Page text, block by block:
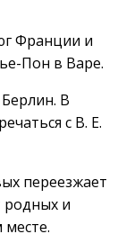
Франции и
Пон в Варе.
В
с В. Е.
переезжает
родных и